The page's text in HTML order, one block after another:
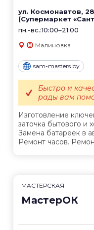
ул. Космонавтов, 28
(Супермаркет
пн.-вс.:10:00–21:00
Малиновка
sam-masters.by
Изготовление
заточка бытового и
Замена батареек в
Ремонт часов.
Быстро и
рады вам
МАСТЕРСКАЯ
МастерОК